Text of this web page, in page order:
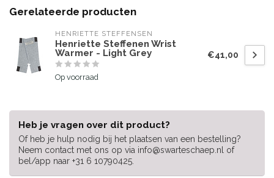
Gerelateerde producten
HENRIETTE STEFFENSEN
Henriette Steffenen Wrist
Warmer - Light Grey
Op voorraad
€41,00
Heb je vragen over dit product?
Of heb je hulp nodig bij het plaatsen van een bestelling?
Neem contact met ons op via info@swarteschaep.nl of
bel/app naar +31 6 10790425.